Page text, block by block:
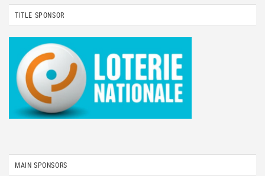
TITLE SPONSOR
MAIN SPONSORS